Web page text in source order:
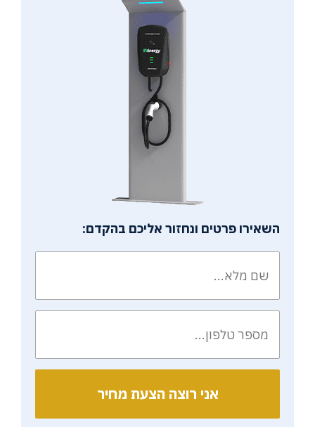
השאירו פרטים ונחזור אליכם בהקדם: